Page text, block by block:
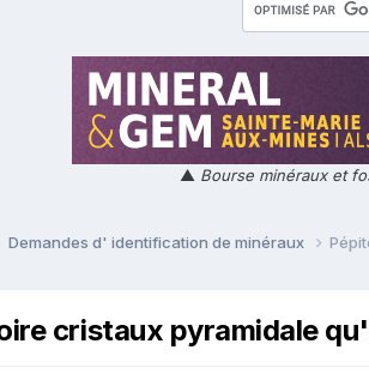
▲ Bourse minéraux et
Demandes d' identification de minéraux
cristaux pyramidale